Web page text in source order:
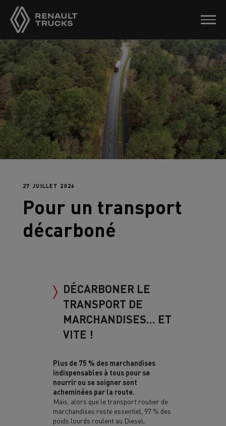
27 JUILLET 2026
Pour un transport
décarboné
DÉCARBONER LE
TRANSPORT DE
MARCHANDISES… ET
VITE !
Plus de 75 % des marchandises
indispensables à tous pour se
nourrir ou se soigner sont
acheminées par la route.
Mais, alors que le transport routier de
marchandises reste essentiel, 97 % des
poids lourds roulent au Diesel,